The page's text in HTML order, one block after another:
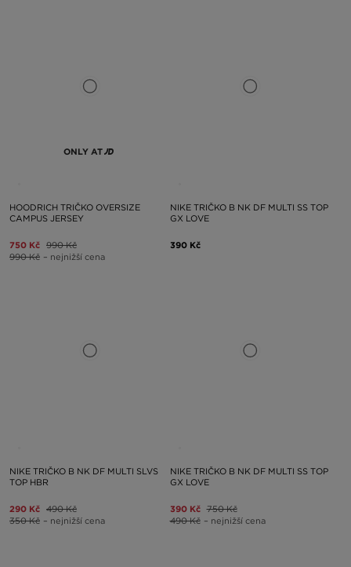
ONLY AT
HOODRICH TRIČKO OVERSIZE
CAMPUS JERSEY
750 Kč 990 Kč
990 Kč – nejnižší cena
NIKE TRIČKO B NK DF MULTI SS TOP
GX LOVE
390 Kč
NIKE TRIČKO B NK DF MULTI SLVS
TOP HBR
290 Kč 490 Kč
350 Kč – nejnižší cena
NIKE TRIČKO B NK DF MULTI SS TOP
GX LOVE
390 Kč 750 Kč
490 Kč – nejnižší cena